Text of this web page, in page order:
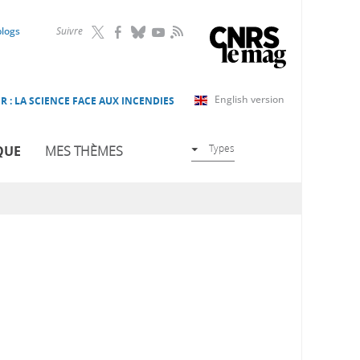
Suivre RSS
English version
: LA SCIENCE FACE AUX INCENDIES
MES THÈMES Types